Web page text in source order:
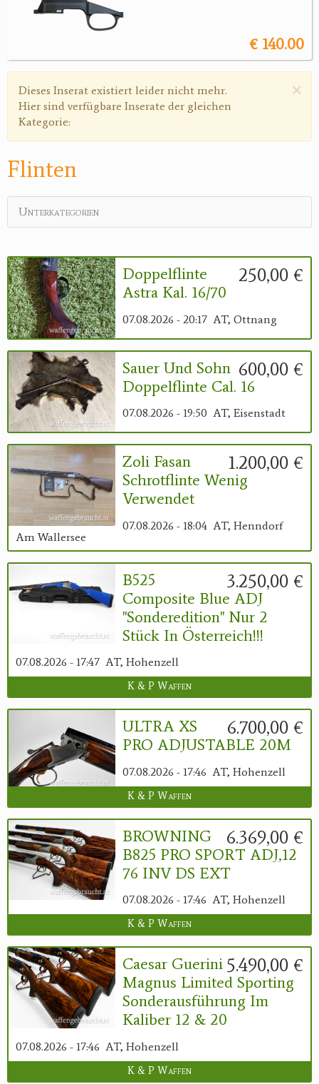
Antikes
Geschenke
Reviereinrichtungen
€ 140.00
×
Warnmeldung
Dieses Inserat existiert leider nicht mehr.
Hier sind verfügbare Inserate der gleichen
Kategorie:
Flinten
Unterkategorien
250,00 €
Doppelflinte
Astra Kal. 16/70
07.08.2026 - 20:17 AT, Ottnang
600,00 €
Sauer Und Sohn
Doppelflinte Cal. 16
07.08.2026 - 19:50 AT, Eisenstadt
1.200,00 €
Zoli Fasan
Schrotflinte Wenig
Verwendet
07.08.2026 - 18:04 AT, Henndorf
Am Wallersee
3.250,00 €
B525
Composite Blue ADJ
"Sonderedition" Nur 2
Stück In Österreich!!!
07.08.2026 - 17:47 AT, Hohenzell
K & P Waffen
6.700,00 €
ULTRA XS
PRO ADJUSTABLE 20M
07.08.2026 - 17:46 AT, Hohenzell
K & P Waffen
6.369,00 €
BROWNING
B825 PRO SPORT ADJ,12
76 INV DS EXT
07.08.2026 - 17:46 AT, Hohenzell
K & P Waffen
5.490,00 €
Caesar Guerini
Magnus Limited Sporting
Sonderausführung Im
Kaliber 12 & 20
07.08.2026 - 17:46 AT, Hohenzell
K & P Waffen